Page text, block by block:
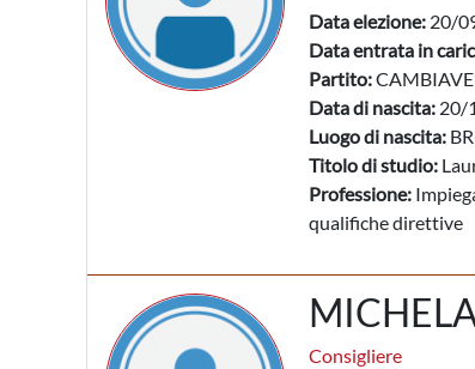
Data elezione: 20/
Data entrata in
Partito:
Data di nascita: 20/
Luogo di nascita:
Titolo di studio:
Professione:
qualifiche direttive
Consigliere